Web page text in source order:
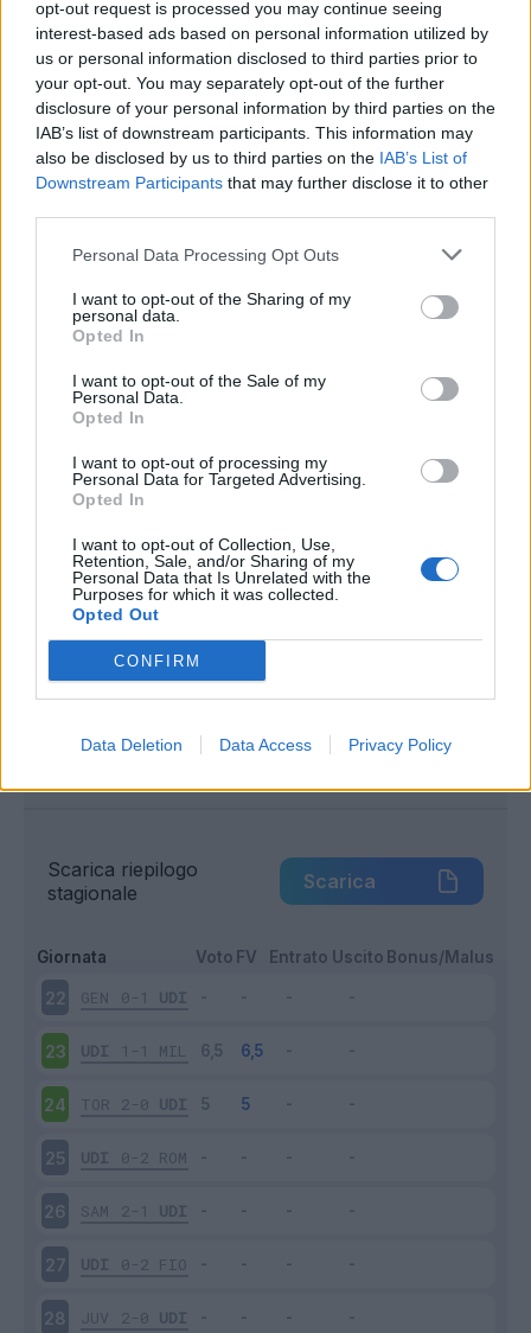
opt-out request is processed you may continue seeing
interest-based ads based on personal information utilized by
us or personal information disclosed to third parties prior to
your opt-out. You may separately opt-out of the further
disclosure of your personal information by third parties on the
IAB’s list of downstream participants. This information may
also be disclosed by us to third parties on the IAB’s List of
Downstream Participants that may further disclose it to other
Personal Data Processing Opt Outs
I want to opt-out of the Sharing of my
personal data.
Opted In
I want to opt-out of the Sale of my
Personal Data.
Opted In
I want to opt-out of processing my
Personal Data for Targeted Advertising.
Opted In
I want to opt-out of Collection, Use,
Retention, Sale, and/or Sharing of my
Personal Data that Is Unrelated with the
Purposes for which it was collected.
Opted Out
CONFIRM
Data Deletion Data Access Privacy Policy
Classic
Riepilogo stagione
Entrato 2 - 11
Squalificato
Infortunato
Scarica riepilogo
stagionale
Scarica
Giornata Voto FV Entrato Uscito Bonus/Malus
22 GEN 0-1 UDI
23 UDI 1-1 MIL
24 TOR 2-0 UDI
25 UDI 0-2 ROM
26 SAM 2-1 UDI
27 UDI 0-2 FIO
28 JUV 2-0 UDI